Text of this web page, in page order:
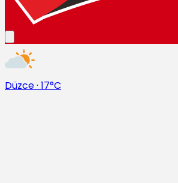
Düzce· 17°C